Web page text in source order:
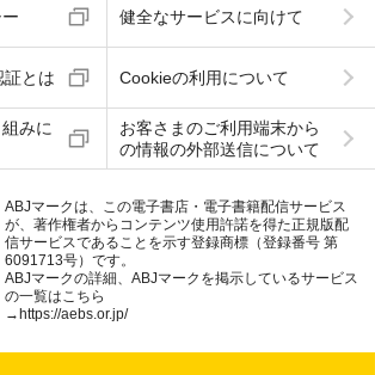
健全なサービスに向けて
とは Cookieの利用について
みに
お客さまのご利用端末から
の情報の外部送信について
ABJマークは、この電子書店・電子書籍配信サービス
が、著作権者からコンテンツ使用許諾を得た正規版配
信サービスであることを示す登録商標（登録番号 第
6091713号）です。
ABJマークの詳細、ABJマークを掲示しているサービス
の一覧はこちら
→ https://aebs.or.jp/